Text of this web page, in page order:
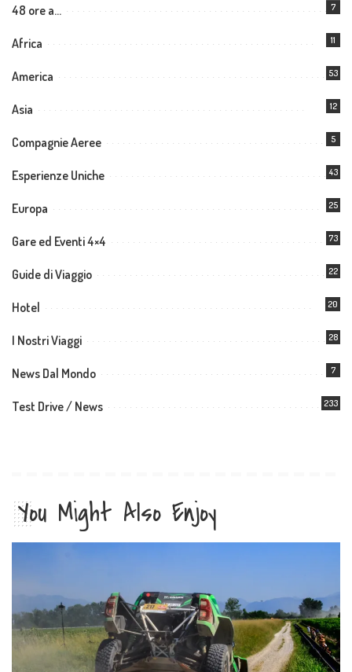
48 ore a… 7
Africa 11
America 53
Asia 12
Compagnie Aeree 5
Esperienze Uniche 43
Europa 25
Gare ed Eventi 4×4 73
Guide di Viaggio 22
Hotel 20
I Nostri Viaggi 28
News Dal Mondo 7
Test Drive / News 233
You Might Also Enjoy